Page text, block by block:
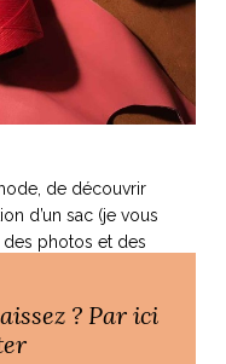
de découvrir
d’un sac (je vous
photos et des
unique qui vous
sac bandoulière
.
? Par ici